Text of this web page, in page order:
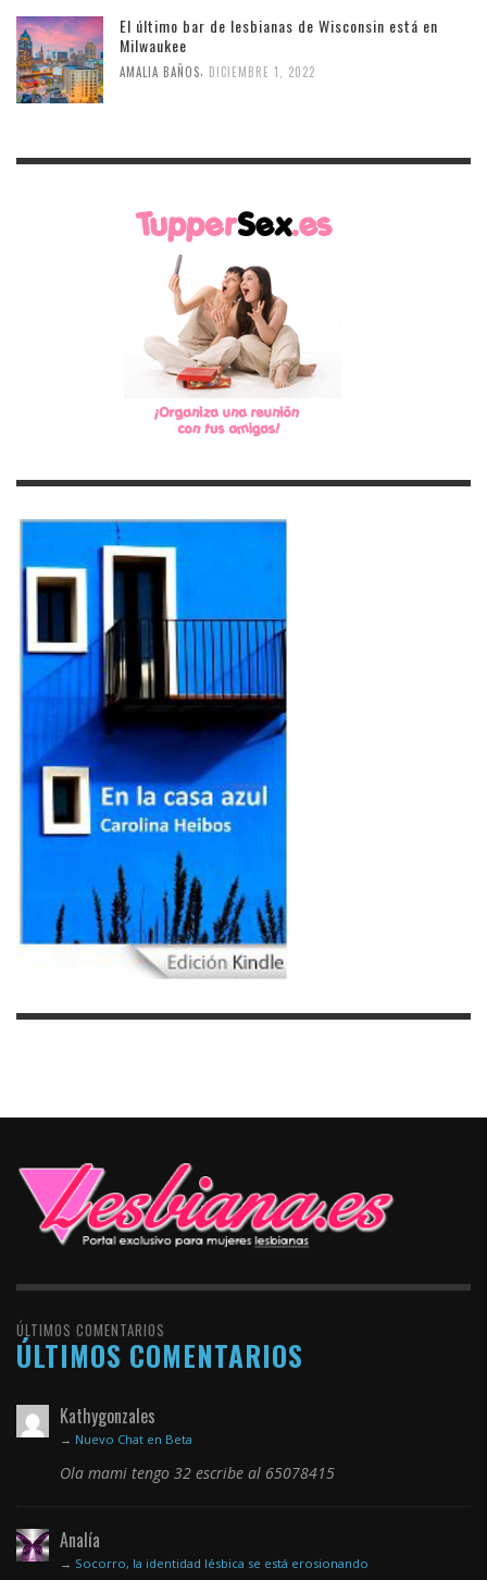
El último bar de lesbianas de Wisconsin está en
Milwaukee
AMALIA BAÑOS DICIEMBRE 1, 2022
ÚLTIMOS COMENTARIOS
ÚLTIMOS COMENTARIOS
Kathygonzales
→ Nuevo Chat en Beta
Ola mami tengo 32 escribe al 65078415
Analía
→ Socorro, la identidad lésbica se está erosionando